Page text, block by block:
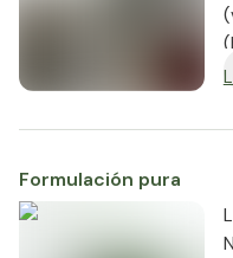
Formulación pura